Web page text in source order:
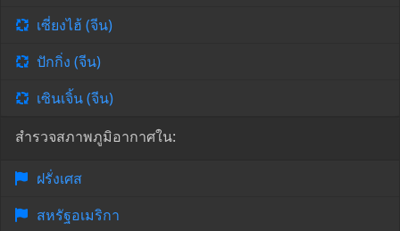
เซี่ยงไฮ้ (จีน)
ปักกิ่ง (จีน)
เซินเจิ้น (จีน)
สำรวจสภาพภูมิอากาศใน:
ฝรั่งเศส
สหรัฐอเมริกา